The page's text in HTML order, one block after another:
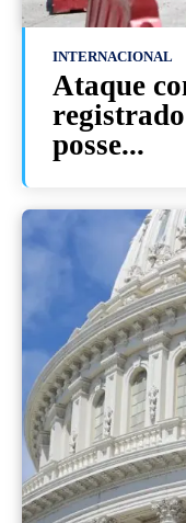
INTERNACIONAL
Ataque
posse...